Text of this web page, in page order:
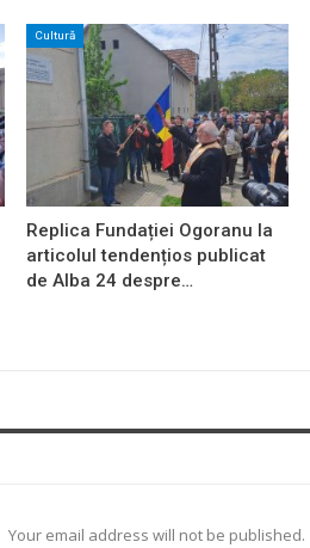
Cultură
Replica Fundației Ogoranu la
articolul tendențios publicat
de Alba 24 despre…
Your email address will not be published.